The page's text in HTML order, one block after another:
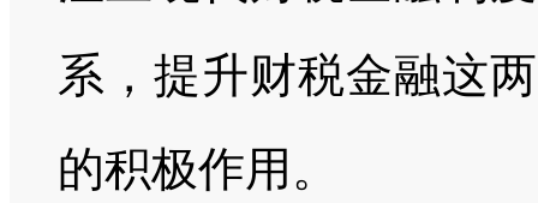
系，提升财税金融这
的积极作用。